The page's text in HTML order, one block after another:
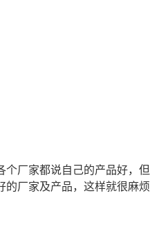
厂家都说自己的产品好，但
的厂家及产品，这样就很麻烦